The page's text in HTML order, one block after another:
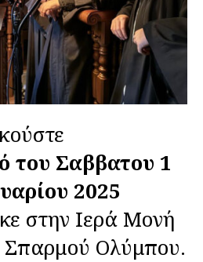
του Σαββατου 1
2025
στην Ιερά Μονή
Σπαρμού Ολύμπου.